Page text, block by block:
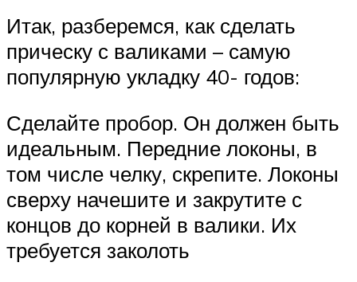
Итак, разберемся, как сделать
прическу с валиками – самую
популярную укладку 40- годов:
Сделайте пробор. Он должен быть
идеальным. Передние локоны, в
том числе челку, скрепите. Локоны
сверху начешите и закрутите с
концов до корней в валики. Их
требуется заколоть